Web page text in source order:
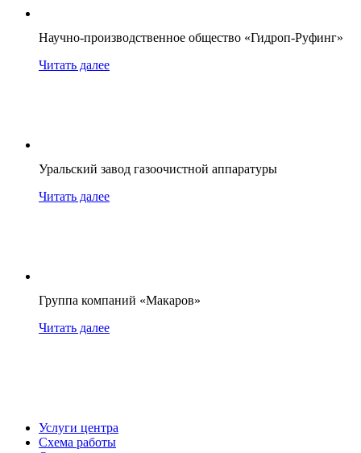
Научно-производственное общество «Гидроп-Руфинг»
Читать далее
Уральский завод газоочистной аппаратуры
Читать далее
Группа компаний «Макаров»
Читать далее
Услуги центра
Схема работы